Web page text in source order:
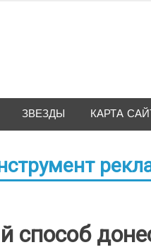
ЗВЕЗДЫ КАРТА
способ